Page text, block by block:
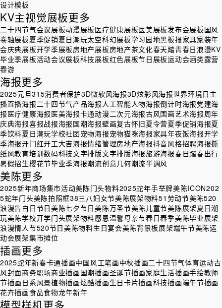
设计模板
KV主视觉展板更多
二十四节气会议展板动漫展板医疗健康展板医美展板发布会展板国风
卷轴展板夏季促销夏日潮玩太空科幻展板学习园地黑板报家具家装年
会庆典展板开学季展板房地产展板房地产茶文化春天踏青春日浪漫KV
毕业季展板活动会议展板科技展板红色展板节日展板运动会酒类露营
春游
海报更多
2025元旦315消费者保护3D微软风海报3D炫彩风海报世界环境日 主
播直播海报二十四节气产品海报人工智能人物海报倒计时海报党建海
报医疗健康海报医美海报卡通动漫二次元海报古风国画艺术海报周年
庆典海报喜报战报海报国潮海报壁画复古怀旧夏令营夏季促销海报夏
季饮料夏日潮玩学校社团宠物海报宠物猫咪海报家具年夜饭海报开学
季海报开门红开工大吉海报情绪管理房地产海报抖音风格招聘海报撕
纸风教育培训数码科技文字排版文字排版海报旅游海报春日踏春出行
暑假招生樱花节毕业季海报潮流创意几何潮流半调风
美陈更多
2025新年商场集市活动美陈门头物料2025蛇年手举牌美陈ICON202
5蛇年门头美陈拍照框38三八妇女节美陈展架物料51劳动节美陈520
浪漫告白日节日美陈七夕节日美陈万圣节美陈儿童节美陈展架夏日潮
玩美陈学校开学门头展架物料感恩温馨母亲节春日春季美陈毕业展架
浪漫情人节520节日美陈物料生日宴会美陈背景板展架端午节美陈运
动会展架集市摊位
插画更多
2025蛇年新春卡通插画中国风工笔画中秋插画二十四节气体育运动古
风封面商务职场商业插画国潮插画圣诞节插画家庭生活插画手绘教师
节插画 日系风景植物插画炫酷插画生日卡片插画科技插画端午节插画
花卉插画食品食物龙年新年
模型样机更多